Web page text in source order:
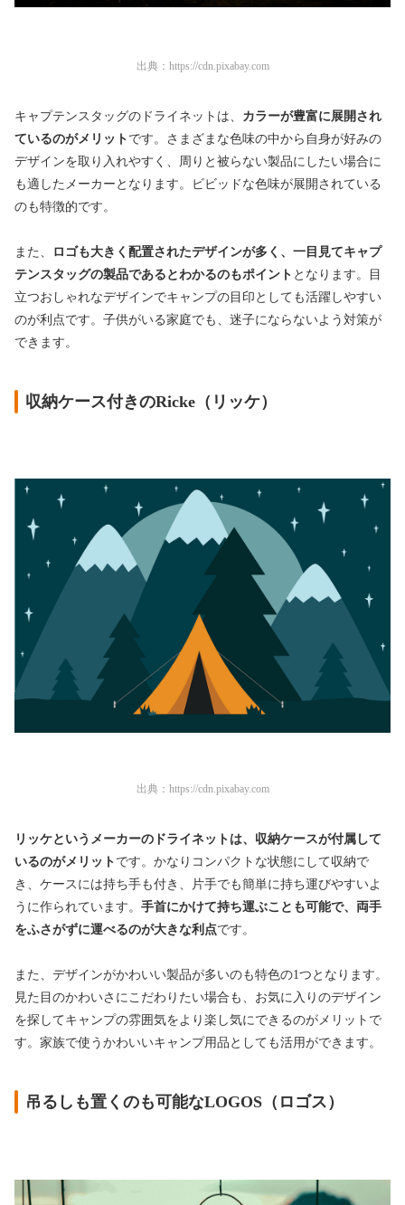
出典： https://cdn.pixabay.com
キャプテンスタッグのドライネットは、 カラーが豊富に展開され
ているのがメリット です。さまざまな色味の中から自身が好みの
デザインを取り入れやすく、周りと被らない製品にしたい場合に
も適したメーカーとなります。ビビッドな色味が展開されている
のも特徴的です。
また、
ロゴも大きく配置されたデザインが多く、一目見てキャプ
テンスタッグの製品であるとわかるのもポイント となります。目
立つおしゃれなデザインでキャンプの目印としても活躍しやすい
のが利点です。子供がいる家庭でも、迷子にならないよう対策が
できます。
収納ケース付きのRicke（リッケ）
出典： https://cdn.pixabay.com
リッケというメーカーのドライネットは、収納ケースが付属して
いるのがメリット です。かなりコンパクトな状態にして収納で
き、ケースには持ち手も付き、片手でも簡単に持ち運びやすいよ
うに作られています。 手首にかけて持ち運ぶことも可能で、両手
をふさがずに運べるのが大きな利点です。
また、デザインがかわいい製品が多いのも特色の1つとなります。
見た目のかわいさにこだわりたい場合も、お気に入りのデザイン
を探してキャンプの雰囲気をより楽し気にできるのがメリットで
す。家族で使うかわいいキャンプ用品としても活用ができます。
吊るしも置くのも可能なLOGOS（ロゴス）